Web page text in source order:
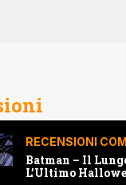
RECENSIONI
Batman – Il
L’Ultimo